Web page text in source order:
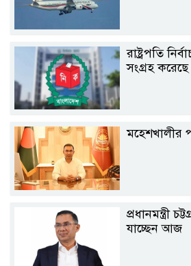
রাষ্ট্রপতি
সংগ্রহ
মহেশখালীর
প্রধানমন্ত্রী
যাচ্ছেন আজ